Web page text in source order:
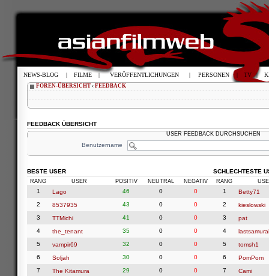
FOREN-ÜBERSICHT ‹ FEEDBACK
FEEDBACK ÜBERSICHT
USER FEEDBACK DURCHSUCHEN
Benutzername
BESTE USER
RANG USER POSITIV NEUTRAL NEGATIV
1 Lago 46 0
0
2
8537935 43 0
0
3
TTMichi 41 0
0
4
the_tenant 35 0
0
5
vampir69 32 0
0
6
Soljah 30 0
0
7
The Kitamura 29 0
0
SCHLECHTESTE
RANG
1
Betty71
2
kieslowski
3
pat
4
5
tomsh1
6
PomPom
7
Cami
NEWS-BLOG | FILME | VERÖFFENTLICHUNGEN | PERSONEN | TV |